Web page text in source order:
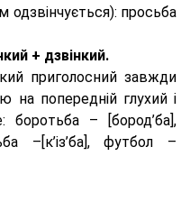
одзвінчується): просьба
+ дзвінкий.
приголосний завжди
на попередній глухий і
боротьба – [бород’ба],
–[к’із’ба], футбол –